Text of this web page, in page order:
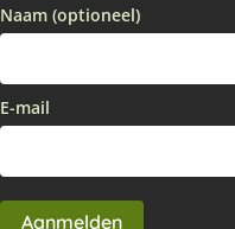
Naam (optioneel)
E-mail
Aanmelden